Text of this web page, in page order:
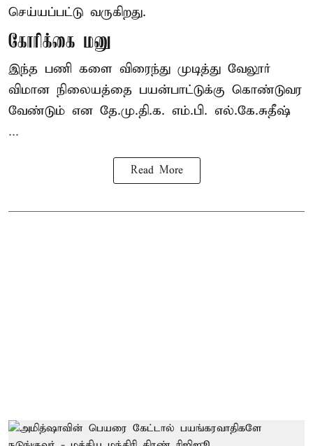
செய்யப்பட்டு வருகிறது.
கோரிக்கை மனு
இந்த பணி களை விரைந்து முடித்து வேலூர்
விமான நிலையத்தை பயன்பாட்டுக்கு கொண்டுவர
வேண்டும் என தே.மு.தி.க. எம்.பி. எல்.கே.சுதீஷ்
...
Read More